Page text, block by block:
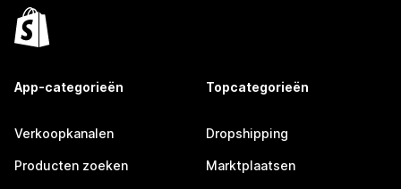
App-categorieën
Verkoopkanalen
Producten zoeken
Topcategorieën
Dropshipping
Marktplaatsen